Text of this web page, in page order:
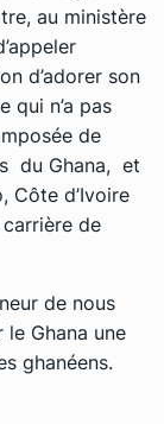
au ministère
d’adorer son
qui n’a pas
de
du Ghana, et
Côte d’Ivoire
de
de nous
Ghana une
ghanéens.